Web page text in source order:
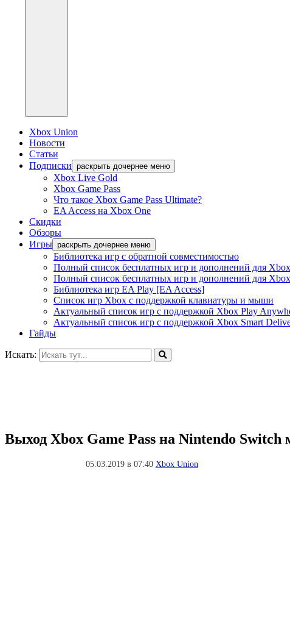
Xbox Union
Новости
Статьи
Подписки раскрыть дочернее меню
Xbox Live Gold
Xbox Game Pass
Что такое Xbox Game Pass Ultimate?
EA Access на Xbox One
Скидки
Обзоры
Игры раскрыть дочернее меню
Библиотека игр с обратной совместимостью
Полный список бесплатных игр и дополнений для
Полный список бесплатных игр и дополнений для
Библиотека игр EA Play [EA Access]
Список игр Xbox c поддержкой клавиатуры и мыши
Актуальный список игр с поддержкой Xbox Play
Актуальный список игр с поддержкой Xbox Smart
Гайды
Искать:
Выход Xbox Game Pass на Nintendo Switch
05.03.2019 в 07:40 Xbox Union